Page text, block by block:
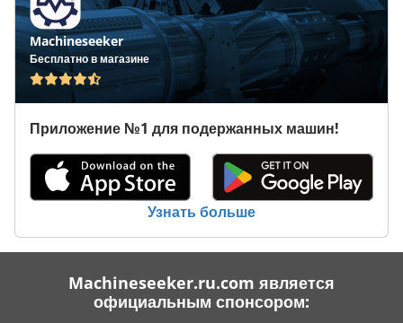
Machineseeker
Бесплатно в магазине
Приложение №1 для подержанных машин!
Узнать больше
Machineseeker.ru.com является
официальным спонсором: